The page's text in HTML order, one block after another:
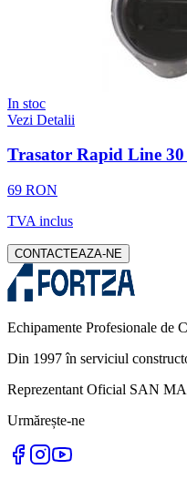
In stoc
Vezi Detalii
Trasator Rapid Line
69 RON
TVA inclus
CONTACTEAZA-NE
Echipamente Profesionale de
Din 1997 în serviciul
Reprezentant Oficial SAN
Urmărește-ne